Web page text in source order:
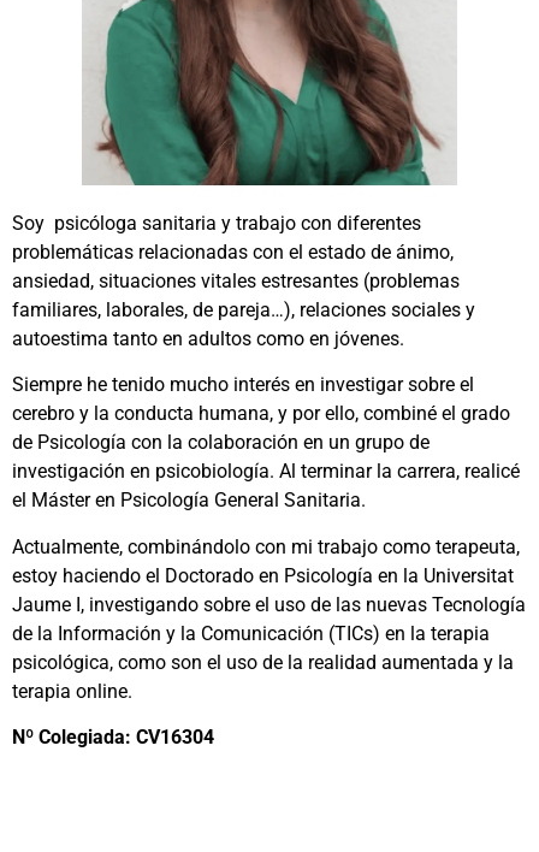
Soy psicóloga sanitaria y trabajo con diferentes
problemáticas relacionadas con el estado de ánimo,
ansiedad, situaciones vitales estresantes (problemas
familiares, laborales, de pareja…), relaciones sociales y
autoestima tanto en adultos como en jóvenes.
Siempre he tenido mucho interés en investigar sobre el
cerebro y la conducta humana, y por ello, combiné el grado
de Psicología con la colaboración en un grupo de
investigación en psicobiología. Al terminar la carrera, realicé
el Máster en Psicología General Sanitaria.
Actualmente, combinándolo con mi trabajo como terapeuta,
estoy haciendo el Doctorado en Psicología en la Universitat
Jaume I, investigando sobre el uso de las nuevas Tecnología
de la Información y la Comunicación (TICs) en la terapia
psicológica, como son el uso de la realidad aumentada y la
terapia online.
Nº Colegiada: CV16304